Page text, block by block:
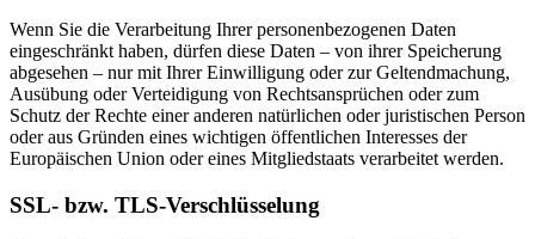
Wenn Sie die Verarbeitung Ihrer personenbezogenen Daten
eingeschränkt haben, dürfen diese Daten – von ihrer Speicherung
abgesehen – nur mit Ihrer Einwilligung oder zur Geltendmachung,
Ausübung oder Verteidigung von Rechtsansprüchen oder zum
Schutz der Rechte einer anderen natürlichen oder juristischen Person
oder aus Gründen eines wichtigen öffentlichen Interesses der
Europäischen Union oder eines Mitgliedstaats verarbeitet werden.
SSL- bzw. TLS-Verschlüsselung